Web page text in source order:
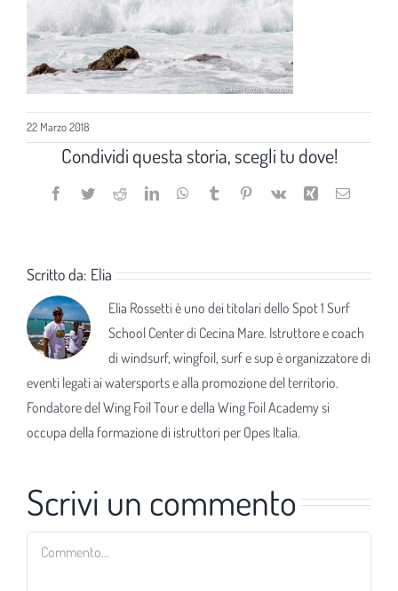
22 Marzo 2018
Condividi questa storia, scegli tu dove!
Facebook
TwitterRedditLinkedInWhatsApp
TumblrPinterest
Vk Xing Email
Scritto da: Elia
Elia Rossetti è uno dei titolari dello Spot 1 Surf
School Center di Cecina Mare. Istruttore e coach
di windsurf, wingfoil, surf e sup è organizzatore di
eventi legati ai watersports e alla promozione del territorio.
Fondatore del Wing Foil Tour e della Wing Foil Academy si
occupa della formazione di istruttori per Opes Italia.
Scrivi un commento
Commento